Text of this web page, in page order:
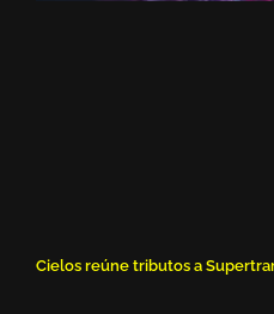
Cielos reúne tributos a